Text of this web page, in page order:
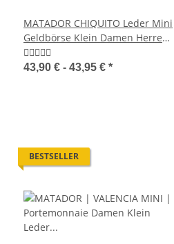
MATADOR CHIQUITO Leder Mini
Geldbörse Klein Damen Herren
RFID
43,90 € - 43,95 € *
BESTSELLER